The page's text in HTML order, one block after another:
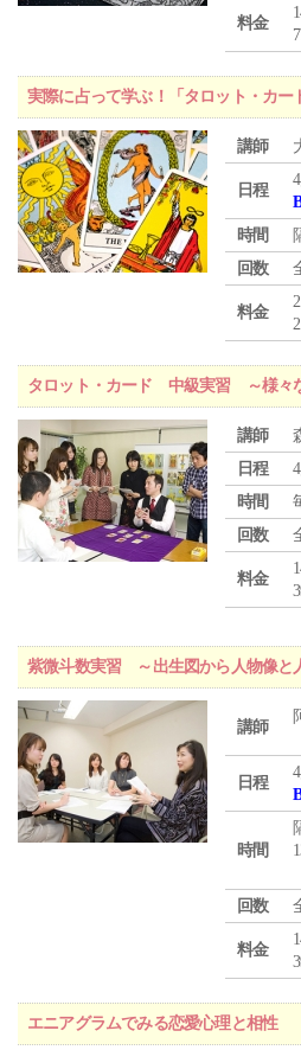
料金
実際に占って学ぶ！「タロット・カー
講師
日程
時間
回数
料金
タロット・カード 中級実習 ～様々
講師
日程
時間
回数
料金
紫微斗数実習 ～出生図から人物像と
講師
日程
時間
回数
料金
エニアグラムでみる恋愛心理と相性